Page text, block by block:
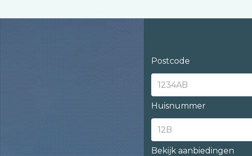
Postcode
Huisnummer
Bekijk aanbiedingen